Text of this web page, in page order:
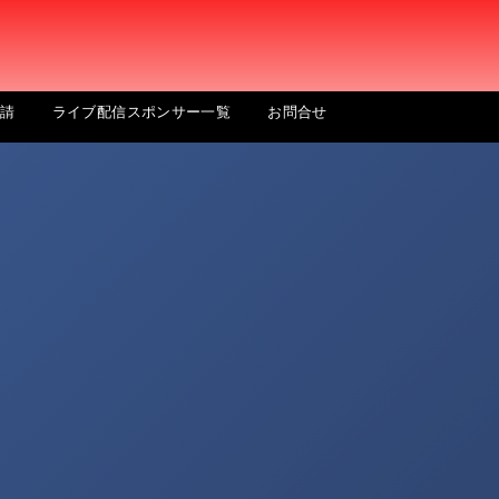
ライブ配信スポンサー一覧 お問合せ